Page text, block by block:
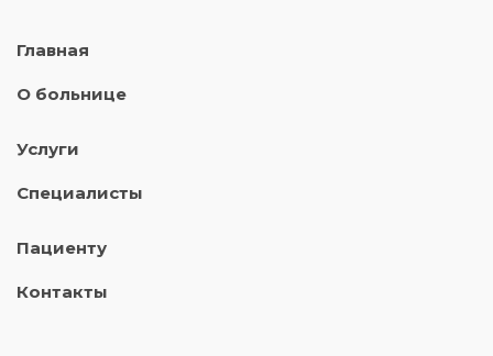
Главная
О больнице
Услуги
Специалисты
Пациенту
Контакты